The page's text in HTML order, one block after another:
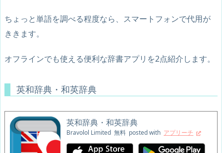
ちょっと単語を調べる程度なら、スマートフォンで代用が
ききます。
オフラインでも使える便利な辞書アプリを2点紹介します。
英和辞典・和英辞典
英和辞典・和英辞典
Bravolol Limited 無料 posted with アプリーチ